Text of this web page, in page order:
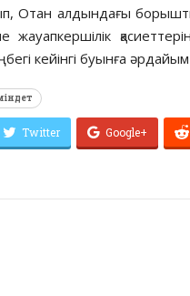
Отан алдындағы
жауапкершілік
кейінгі буынға әрдайым
Twitter Google+